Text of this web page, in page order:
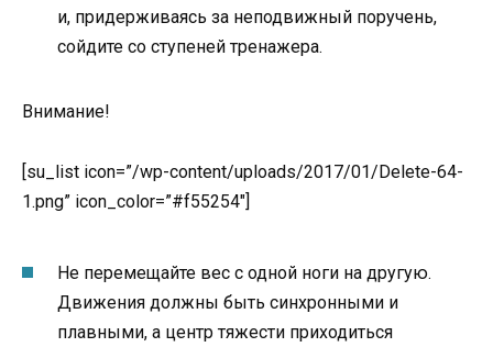
и, придерживаясь за неподвижный поручень,
сойдите со ступеней тренажера.
Внимание!
[su_list icon=”/wp-content/uploads/2017/01/Delete-64-
1.png” icon_color=”#f55254″]
Не перемещайте вес с одной ноги на другую.
Движения должны быть синхронными и
плавными, а центр тяжести приходиться